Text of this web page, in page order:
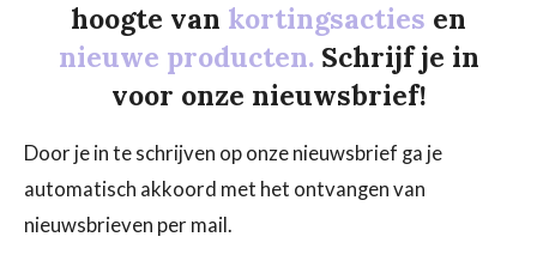
hoogte van kortingsacties en
nieuwe producten. Schrijf je in
voor onze nieuwsbrief!
Door je in te schrijven op onze nieuwsbrief ga je
automatisch akkoord met het ontvangen van
nieuwsbrieven per mail.